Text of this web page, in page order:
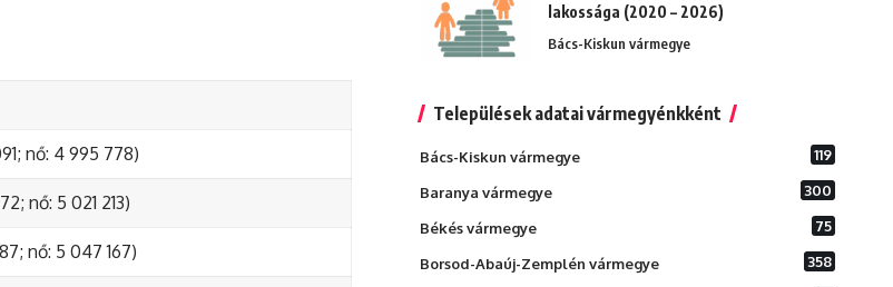
nő: 4 995 778)
nő: 5 021 213)
nő: 5 047 167)
lakossága (2020 – 2026)
Bács-Kiskun vármegye
Települések adatai vármegyénkként
Bács-Kiskun vármegye 119
Baranya vármegye 300
Békés vármegye 75
Borsod-Abaúj-Zemplén vármegye 358